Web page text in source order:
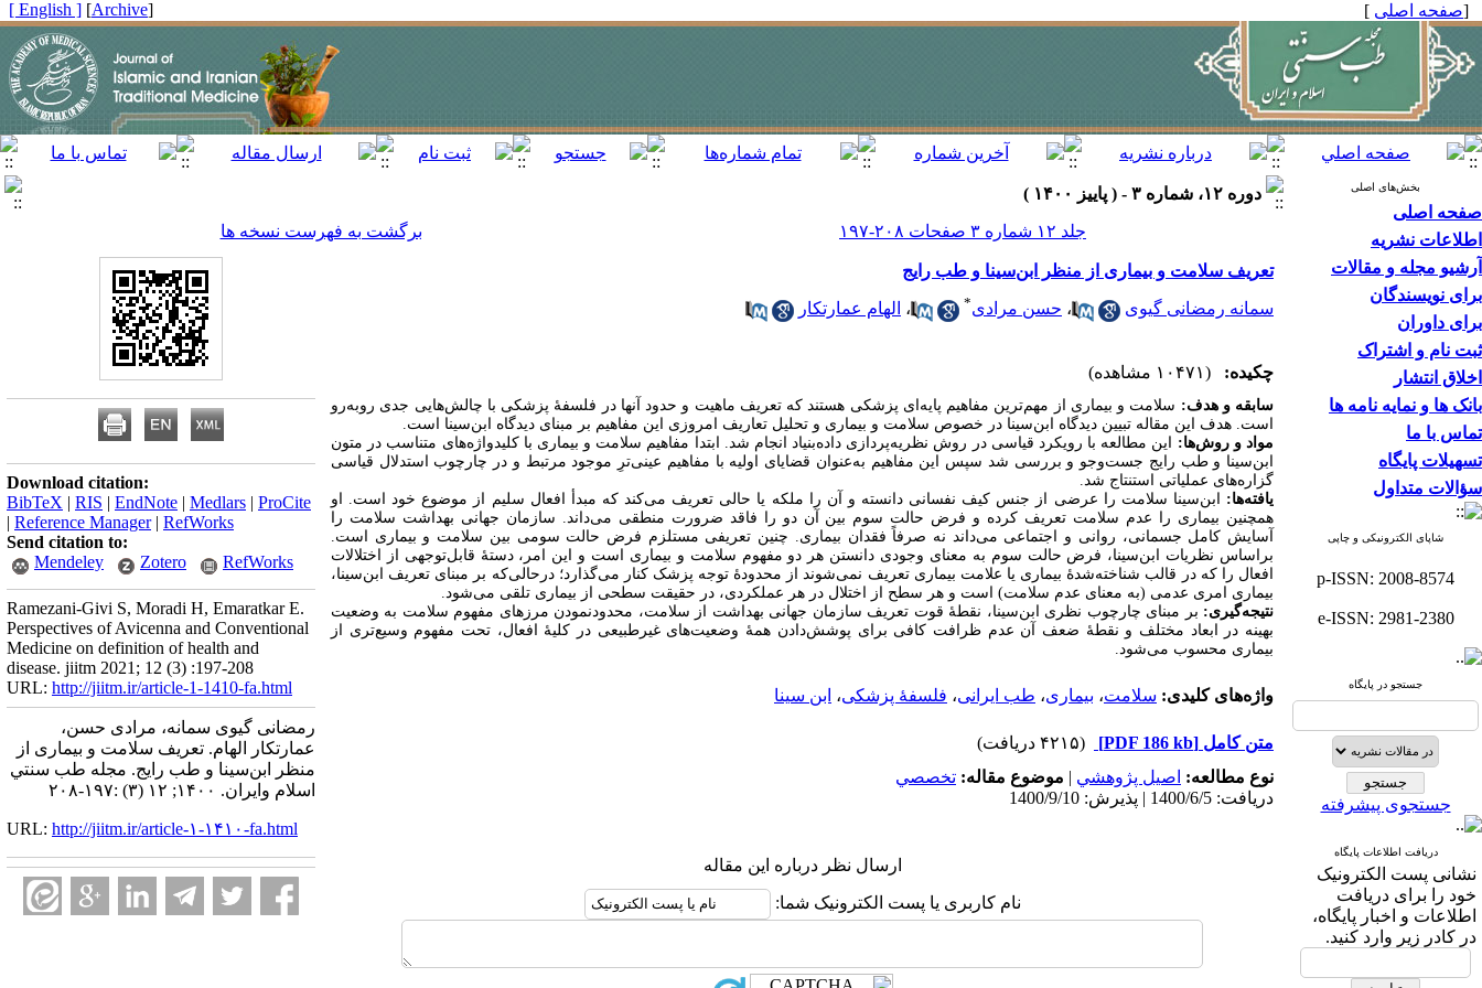
[صفحه اصلی ]
[
Archive
]
[ English ]
بخش‌های اصلی
صفحه اصلی
اطلاعات نشریه
آرشیو مجله و مقالات
برای نویسندگان
برای داوران
ثبت نام و اشتراک
اخلاق انتشار
بانک ها و نمایه نامه ها
تماس با ما
تسهیلات پایگاه
سؤالات متداول
شاپای الکترونیکی و چاپی
p-ISSN: 2008-8574
e-ISSN: 2981-2380
جستجو در پایگاه
جستجوی پیشرفته
دریافت اطلاعات پایگاه
نشانی پست الکترونیک
خود را برای دریافت
اطلاعات و اخبار پایگاه،
در کادر زیر وارد کنید.
دوره ۱۲، شماره ۳ - ( پاييز ۱۴۰۰ )
جلد ۱۲ شماره ۳ صفحات ۲۰۸-۱۹۷
برگشت به فهرست نسخه ها
تعریف سلامت و بیماری از منظر ابن‌سینا و طب رایج
سمانه رمضانی گیوی ، حسن مرادی* ، الهام عمارتکار
چکیده: (۱۰۴۷۱ مشاهده)
سابقه و هدف: سلامت و بیماری از مهم‌‏ترین مفاهیم پایه‌ای پزشکی هستند که تعریف ماهیت و حدود آن‏ها در فلسفۀ پزشکی با چالش‏‌هایی جدی روبه‌رو
است. هدف این مقاله تبیین دیدگاه ابن‏‌سینا در خصوص سلامت و بیماری و تحلیل تعاریف امروزی این مفاهیم بر مبنای دیدگاه ابن‌‏سینا است.
مواد و روش‌ها: این مطالعه با رویکرد قیاسی در روش نظریه‏‌پردازی داده‌‏بنیاد انجام شد. ابتدا مفاهیم سلامت و بیماری با کلیدواژه‏‌های متناسب در متون
ابن‏‌سینا و طب رایج جست‌وجو و بررسی شد سپس این مفاهیم به‌عنوان قضایای اولیه با مفاهیم عینی‏‌ترِ موجود مرتبط و در چارچوب استدلال قیاسی
گزاره‏‌های عملیاتی استنتاج شد.
یافته‌ها: ابن‌‏سینا سلامت را عرضی از جنس کیف نفسانی دانسته و آن را ملکه یا حالی تعریف می‏‌کند که مبدأ افعال سلیم از موضوع خود است. او
همچنین بیماری را عدم سلامت تعریف کرده و فرض حالت سوم بین آن دو را فاقد ضرورت منطقی می‌داند. سازمان جهانی بهداشت سلامت را
آسایش کامل جسمانی، روانی و اجتماعی می‏‌داند نه صرفاً فقدان بیماری. چنین تعریفی مستلزم فرض حالت سومی بین سلامت و بیماری است.
براساس نظریات ابن‏‌سینا، فرض حالت سوم به معنای وجودی دانستن هر دو مفهوم سلامت و بیماری است و این امر، دستۀ قابل‌توجهی از اختلالات
افعال را که در قالب شناخته‌شدۀ بیماری یا علامت بیماری تعریف نمی‏‌شوند از محدودۀ توجه پزشک کنار می‏‌گذارد؛ درحالی‏‌که بر مبنای تعریف ابن‏‌سینا،
بیماری امری عدمی (به معنای عدم سلامت) است و هر سطح از اختلال در هر عملکردی، در حقیقت سطحی از بیماری تلقی می‏‌شود.
نتیجه‌گیری: بر مبنای چارچوب نظری ابن‏‌سینا، نقطۀ قوت تعریف سازمان جهانی بهداشت از سلامت، محدودنمودن مرزهای مفهوم سلامت به وضعیت
بهینه در ابعاد مختلف و نقطۀ ضعف آن عدم ظرافت کافی برای پوشش‌دادن همۀ وضعیت‌های غیرطبیعی در کلیۀ افعال، تحت مفهوم وسیع‏‌تری از
بیماری محسوب می‌‏شود.
واژه‌های کلیدی: سلامت، بیماری، طب ایرانی، فلسفۀ پزشکی، ابن‌ سینا
متن کامل [PDF 186 kb]
(۴۲۱۵ دریافت)
نوع مطالعه: اصيل پژوهشي | موضوع مقاله: تخصصي
دریافت: 1400/6/5 | پذیرش: 1400/9/10
ارسال نظر درباره این مقاله
نام کاربری یا پست الکترونیک شما:
Download citation:
BibTeX | RIS | EndNote | Medlars | ProCite
| Reference Manager| RefWorks
Send citation to:
Mendeley
Zotero RefWorks
Ramezani-Givi S, Moradi H, Emaratkar E.
Perspectives of Avicenna and Conventional
Medicine on definition of health and
disease. jiitm 2021; 12 (3) :197-208
URL: http://jiitm.ir/article-1-1410-fa.html
رمضانی گیوی سمانه، مرادی حسن،
عمارتکار الهام. تعریف سلامت و بیماری از
منظر ابن‌سینا و طب رایج. مجله طب سنتي
اسلام وايران. ۱۴۰۰; ۱۲ (۳) :۱۹۷-۲۰۸
URL: http://jiitm.ir/article-۱-۱۴۱۰-fa.html